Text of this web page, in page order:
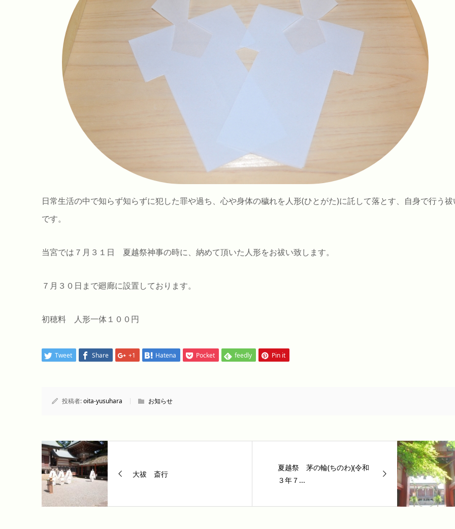
日常生活の中で知らず知らずに犯した罪や過ち、心や身体の穢れを人形(ひとがた)に託して落とす、自身で行う祓
です。
当宮では７月３１日 夏越祭神事の時に、納めて頂いた人形をお祓い致します。
７月３０日まで廻廊に設置しております。
初穂料 人形一体１００円
Tweet Share +1 Hatena Pocket feedly Pin it
投稿者:oita-yusuhara お知らせ
大祓 斎行
夏越祭 茅の輪(ちのわ)(令和
３年７...